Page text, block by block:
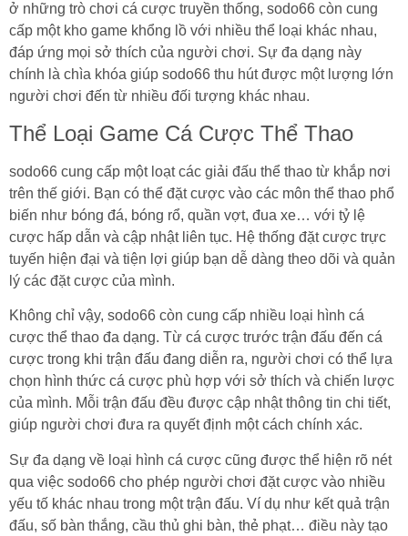
ở những trò chơi cá cược truyền thống, sodo66 còn cung
cấp một kho game khổng lồ với nhiều thể loại khác nhau,
đáp ứng mọi sở thích của người chơi. Sự đa dạng này
chính là chìa khóa giúp sodo66 thu hút được một lượng lớn
người chơi đến từ nhiều đối tượng khác nhau.
Thể Loại Game Cá Cược Thể Thao
sodo66 cung cấp một loạt các giải đấu thể thao từ khắp nơi
trên thế giới. Bạn có thể đặt cược vào các môn thể thao phổ
biến như bóng đá, bóng rổ, quần vợt, đua xe… với tỷ lệ
cược hấp dẫn và cập nhật liên tục. Hệ thống đặt cược trực
tuyến hiện đại và tiện lợi giúp bạn dễ dàng theo dõi và quản
lý các đặt cược của mình.
Không chỉ vậy, sodo66 còn cung cấp nhiều loại hình cá
cược thể thao đa dạng. Từ cá cược trước trận đấu đến cá
cược trong khi trận đấu đang diễn ra, người chơi có thể lựa
chọn hình thức cá cược phù hợp với sở thích và chiến lược
của mình. Mỗi trận đấu đều được cập nhật thông tin chi tiết,
giúp người chơi đưa ra quyết định một cách chính xác.
Sự đa dạng về loại hình cá cược cũng được thể hiện rõ nét
qua việc sodo66 cho phép người chơi đặt cược vào nhiều
yếu tố khác nhau trong một trận đấu. Ví dụ như kết quả trận
đấu, số bàn thắng, cầu thủ ghi bàn, thẻ phạt… điều này tạo